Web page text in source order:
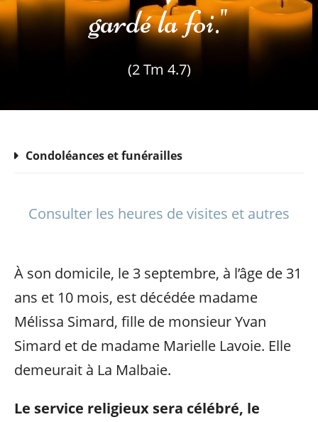
gardé la foi."
(2 Tm 4.7)
Condoléances et funérailles
Consulter les heures de visites et autres
À son domicile, le 3 septembre, à l’âge de 31
ans et 10 mois, est décédée madame
Mélissa Simard, fille de monsieur Yvan
Simard et de madame Marielle Lavoie. Elle
demeurait à La Malbaie.
Le service religieux sera célébré, le